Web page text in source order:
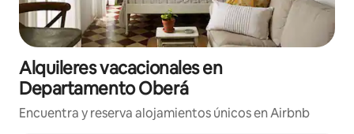
Alquileres vacacionales en
Departamento Oberá
Encuentra y reserva alojamientos únicos en Airbnb